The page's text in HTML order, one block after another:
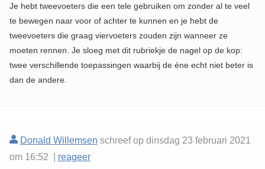
Je hebt tweevoeters die een tele gebruiken om zonder al te veel
te bewegen naar voor of achter te kunnen en je hebt de
tweevoeters die graag viervoeters zouden zijn wanneer ze
moeten rennen. Je sloeg met dit rubriekje de nagel op de kop:
twee verschillende toepassingen waarbij de éne echt niet beter is
dan de andere.
Donald Willemsen schreef op dinsdag 23 februari 2021
om 16:52 | reageer